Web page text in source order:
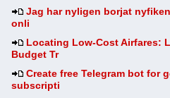
Jag har nyligen borjat
onli
Locating Low-Cost Airfares:
Budget Tr
Create free Telegram bot for
subscripti